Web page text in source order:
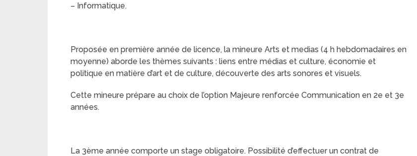
– Informatique.
Proposée en première année de licence, la mineure Arts et medias (4 h hebdomadaires en
moyenne) aborde les thèmes suivants : liens entre médias et culture, économie et
politique en matière d’art et de culture, découverte des arts sonores et visuels.
Cette mineure prépare au choix de l’option Majeure renforcée Communication en 2e et 3e
années.
La 3ème année comporte un stage obligatoire. Possibilité d’effectuer un contrat de